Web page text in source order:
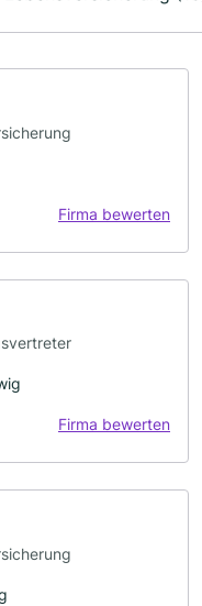
Firma bewerten
Firma bewerten